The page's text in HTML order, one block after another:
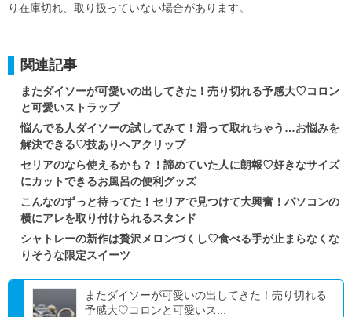
り在庫切れ、取り扱っていない場合があります。
関連記事
またダイソーが可愛いの出してきた！売り切れる予感大♡コロン
と可愛いストラップ
悩んでる人ダイソーの試してみて！滑って取れちゃう…お悩みを
解決できる♡技ありヘアクリップ
セリアのなら使えるかも？！諦めていた人に朗報♡好きなサイズ
にカットできるお風呂の便利グッズ
こんなのずっと待ってた！セリアで見つけて大興奮！パソコンの
横にアレを取り付けられるスタンド
シャトレーの新作は贅沢メロンづくし♡食べる手が止まらなくな
りそうな限定スイーツ
またダイソーが可愛いの出してきた！売り切れる
予感大♡コロンと可愛いス...